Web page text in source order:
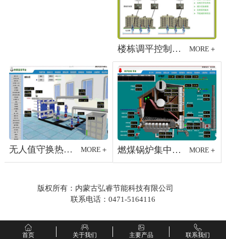
MORE＋
楼栋调平控制系统
MORE＋
无人值守换热站系统方... MORE＋
燃煤锅炉集中监控系统...
版权所有：内蒙古弘睿节能科技有限公司
联系电话： 0471-5164116
首页 关于我们 主要产品 联系我们